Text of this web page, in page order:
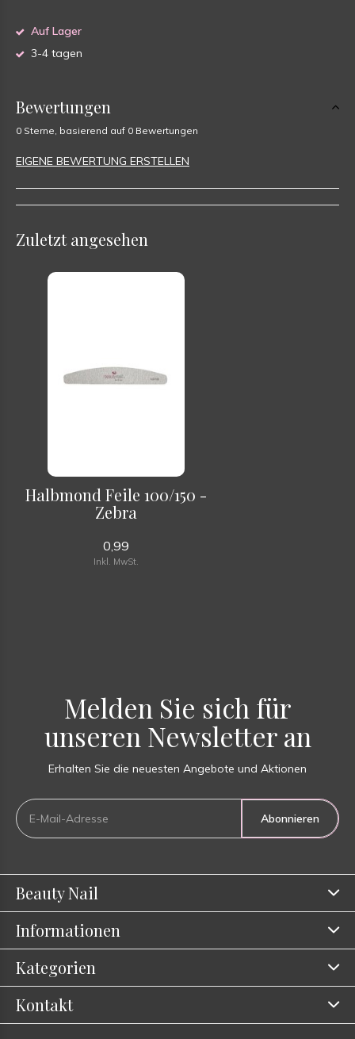
Auf Lager
3-4 tagen
Bewertungen
0 Sterne, basierend auf 0 Bewertungen
EIGENE BEWERTUNG ERSTELLEN
Zuletzt angesehen
Halbmond Feile 100/150 -
Zebra
0,99
Inkl. MwSt.
Melden Sie sich für
unseren Newsletter an
Erhalten Sie die neuesten Angebote und Aktionen
Abonnieren
Beauty Nail
Informationen
Kategorien
Kontakt